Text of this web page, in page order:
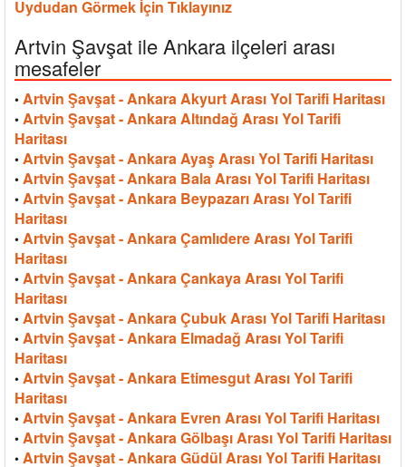
Uydudan Görmek İçin Tıklayınız
Artvin Şavşat ile Ankara ilçeleri arası
mesafeler
• Artvin Şavşat - Ankara Akyurt Arası Yol Tarifi Haritası
• Artvin Şavşat - Ankara Altındağ Arası Yol Tarifi
Haritası
• Artvin Şavşat - Ankara Ayaş Arası Yol Tarifi Haritası
• Artvin Şavşat - Ankara Bala Arası Yol Tarifi Haritası
• Artvin Şavşat - Ankara Beypazarı Arası Yol Tarifi
Haritası
• Artvin Şavşat - Ankara Çamlıdere Arası Yol Tarifi
Haritası
• Artvin Şavşat - Ankara Çankaya Arası Yol Tarifi
Haritası
• Artvin Şavşat - Ankara Çubuk Arası Yol Tarifi Haritası
• Artvin Şavşat - Ankara Elmadağ Arası Yol Tarifi
Haritası
• Artvin Şavşat - Ankara Etimesgut Arası Yol Tarifi
Haritası
• Artvin Şavşat - Ankara Evren Arası Yol Tarifi Haritası
• Artvin Şavşat - Ankara Gölbaşı Arası Yol Tarifi Haritası
• Artvin Şavşat - Ankara Güdül Arası Yol Tarifi Haritası